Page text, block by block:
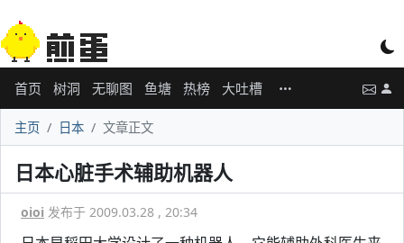
首页 树洞 无聊图 鱼塘 热榜 大吐槽
主页 日本 文章正文
日本心脏手术辅助机器人
oioi 发布于 2009.03.28 , 20:34